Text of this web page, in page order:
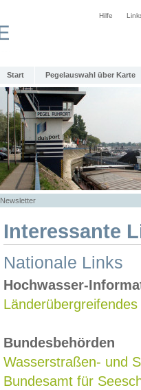
Hilfe
Start Pegelauswahl über Karte
Newsletter
Interessante
Nationale Links
Hochwasser-
Bundesbehörden
Wasserstraßen- und
Bundesamt für